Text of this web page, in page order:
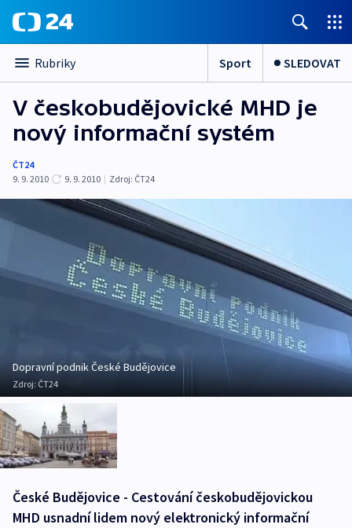
Rubriky Sport SLEDOVAT
V českobudějovické MHD je
nový informační systém
ČT24
9. 9. 2010
9. 9. 2010 | Zdroj: ČT24
Dopravní podnik České Budějovice
Zdroj: ČT24
České Budějovice - Cestování českobudějovickou
MHD usnadní lidem nový elektronický informační